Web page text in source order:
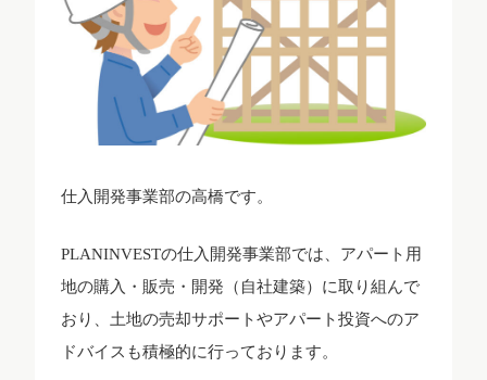
仕入開発事業部の高橋です。
PLANINVESTの仕入開発事業部では、アパート用
地の購入・販売・開発（自社建築）に取り組んで
おり、土地の売却サポートやアパート投資へのア
ドバイスも積極的に行っております。